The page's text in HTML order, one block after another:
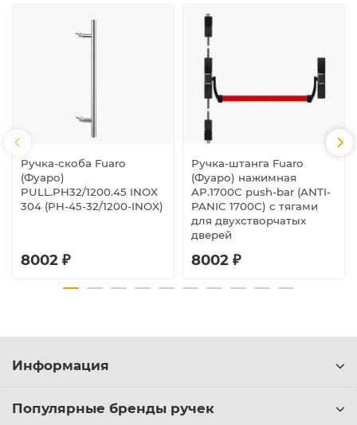
Ручка-скоба Fuaro
(Фуаро)
PULL.PH32/1200.45 INOX
304 (PH-45-32/1200-INOX)
8002 ₽
Ручка-штанга Fuaro
(Фуаро) нажимная
AP.1700C push-bar (ANTI-
PANIC 1700С) с тягами
для двухстворчатых
дверей
8002 ₽
Информация
Популярные бренды ручек